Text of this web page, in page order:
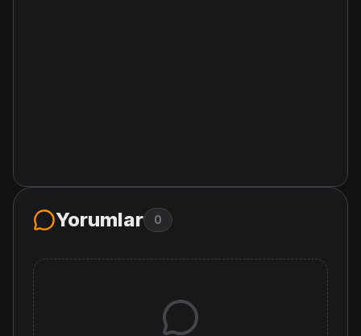
Yorumlar 0